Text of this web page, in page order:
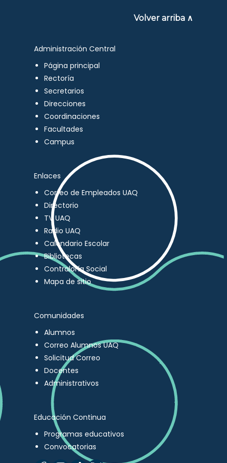
Volver arriba ∧
Administración Central
Página principal
Rectoría
Secretarios
Direcciones
Coordinaciones
Facultades
Campus
Enlaces
Correo de Empleados UAQ
Directorio
TV UAQ
Radio UAQ
Calendario Escolar
Bibliotecas
Contraloría Social
Mapa de sitio
Comunidades
Alumnos
Correo Alumnos UAQ
Solicitud Correo
Docentes
Administrativos
Educación Continua
Programas educativos
Convocatorias